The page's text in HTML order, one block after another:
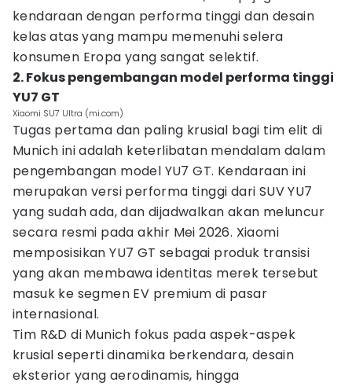
kendaraan dengan performa tinggi dan desain
kelas atas yang mampu memenuhi selera
konsumen Eropa yang sangat selektif.
2. Fokus pengembangan model performa tinggi
YU7 GT
Xiaomi SU7 Ultra (mi.com)
Tugas pertama dan paling krusial bagi tim elit di
Munich ini adalah keterlibatan mendalam dalam
pengembangan model YU7 GT. Kendaraan ini
merupakan versi performa tinggi dari SUV YU7
yang sudah ada, dan dijadwalkan akan meluncur
secara resmi pada akhir Mei 2026. Xiaomi
memposisikan YU7 GT sebagai produk transisi
yang akan membawa identitas merek tersebut
masuk ke segmen EV premium di pasar
internasional.
Tim R&D di Munich fokus pada aspek-aspek
krusial seperti dinamika berkendara, desain
eksterior yang aerodinamis, hingga